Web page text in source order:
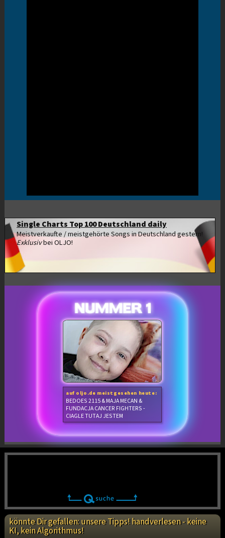
Single Charts Top 100 Deutschland daily
Meistverkaufte / meistgehörte Songs in Deutschland gestern!
Exklusivbei OLJO!
auf oljo.de meistgesehen heute:
BEDOES 2115 & MAJA MECAN &
FUNDACJA CANCER FIGHTERS -
CIAGLE TUTAJ JESTEM
könnte Dir gefallen: unsere Tipps! handverlesen - keine
KI, kein Algorithmus!